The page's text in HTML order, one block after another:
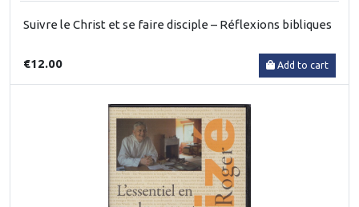
Suivre le Christ et se faire disciple – Réflexions bibliques
€12.00 Add to cart